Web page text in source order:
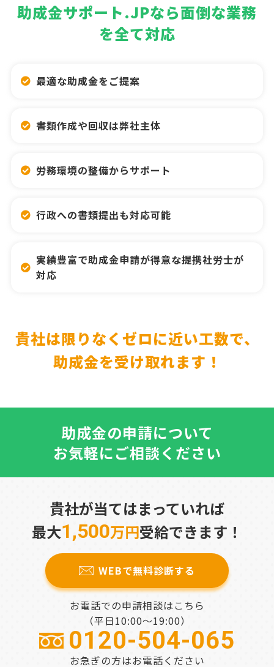
助成金サポート.JPなら面倒な業務
を全て対応
最適な助成金をご提案
書類作成や回収は弊社主体
労務環境の整備からサポート
行政への書類提出も対応可能
実績豊富で助成金申請が得意な提携社労士が
対応
貴社は限りなくゼロに近い工数で、
助成金を受け取れます！
助成金の申請について
お気軽にご相談ください
貴社が当てはまっていれば
最大1,500万円受給できます！
WEBで無料診断する
お電話での申請相談はこちら
（平日10:00～19:00）
0120-504-065
お急ぎの方はお電話ください